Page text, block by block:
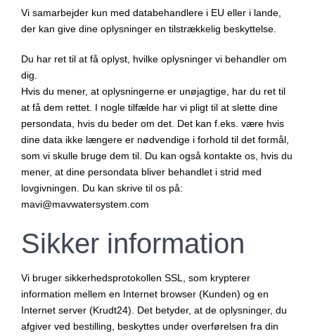
Vi samarbejder kun med databehandlere i EU eller i lande,
der kan give dine oplysninger en tilstrækkelig beskyttelse.
Du har ret til at få oplyst, hvilke oplysninger vi behandler om
dig.
Hvis du mener, at oplysningerne er unøjagtige, har du ret til
at få dem rettet. I nogle tilfælde har vi pligt til at slette dine
persondata, hvis du beder om det. Det kan f.eks. være hvis
dine data ikke længere er nødvendige i forhold til det formål,
som vi skulle bruge dem til. Du kan også kontakte os, hvis du
mener, at dine persondata bliver behandlet i strid med
lovgivningen. Du kan skrive til os på:
mavi@mavwatersystem.com
Sikker information
Vi bruger sikkerhedsprotokollen SSL, som krypterer
information mellem en Internet browser (Kunden) og en
Internet server (Krudt24). Det betyder, at de oplysninger, du
afgiver ved bestilling, beskyttes under overførelsen fra din